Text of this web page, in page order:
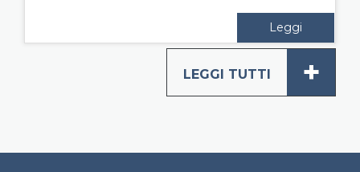
Leggi
LEGGI TUTTI +